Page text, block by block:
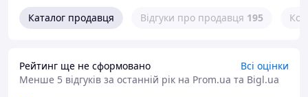
Каталог продавця Відгуки про продавця 195
Рейтинг ще не сформовано
Всі оцінки
Менше 5 відгуків за останній рік на Prom.ua та Bigl.ua